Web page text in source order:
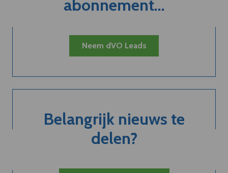
abonnement...
Neem dVO Leads
Belangrijk nieuws te
delen?